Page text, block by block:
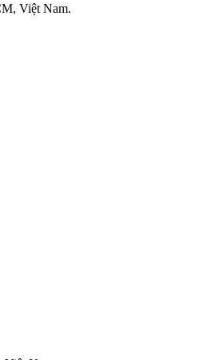
Việt Nam.